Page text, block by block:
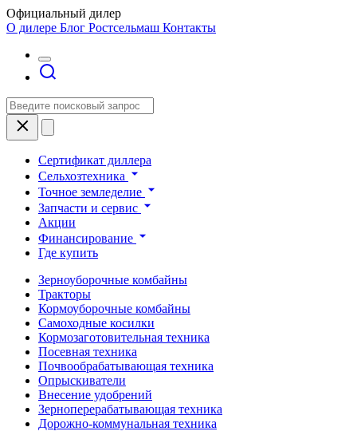
Официальный дилер
О дилере Блог Ростсельмаш Контакты
Сертификат диллера
Сельхозтехника
Точное земледелие
Запчасти и сервис
Акции
Финансирование
Где купить
Зерноуборочные комбайны
Тракторы
Кормоуборочные комбайны
Самоходные косилки
Кормозаготовительная техника
Посевная техника
Почвообрабатывающая техника
Опрыскиватели
Внесение удобрений
Зерноперерабатывающая техника
Дорожно-коммунальная техника